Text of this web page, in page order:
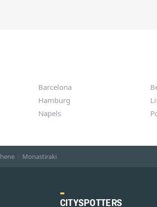
Barcelona
Hamburg
Napels
Monastiraki
CITYSPOTTERS